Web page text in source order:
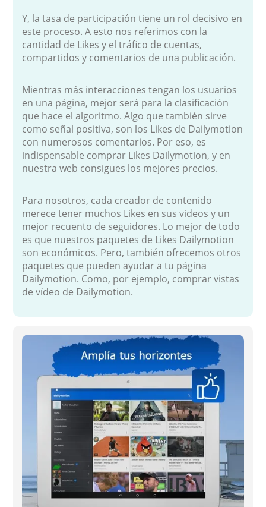
Y, la tasa de participación tiene un rol decisivo en
este proceso. A esto nos referimos con la
cantidad de Likes y el tráfico de cuentas,
compartidos y comentarios de una publicación.
Mientras más interacciones tengan los usuarios
en una página, mejor será para la clasificación
que hace el algoritmo. Algo que también sirve
como señal positiva, son los Likes de Dailymotion
con numerosos comentarios. Por eso, es
indispensable comprar Likes Dailymotion, y en
nuestra web consigues los mejores precios.
Para nosotros, cada creador de contenido
merece tener muchos Likes en sus videos y un
mejor recuento de seguidores. Lo mejor de todo
es que nuestros paquetes de Likes Dailymotion
son económicos. Pero, también ofrecemos otros
paquetes que pueden ayudar a tu página
Dailymotion. Como, por ejemplo, comprar vistas
de vídeo de Dailymotion.